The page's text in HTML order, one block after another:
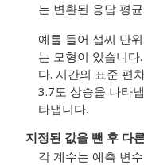
는 변환된 응답 평
예를 들어 섭씨 단
는 모형이 있습니
다. 시간의 표준 편
3.7도 상승을 나타
타냅니다.
지정된 값을 뺀 후 다
각 계수는 예측 변